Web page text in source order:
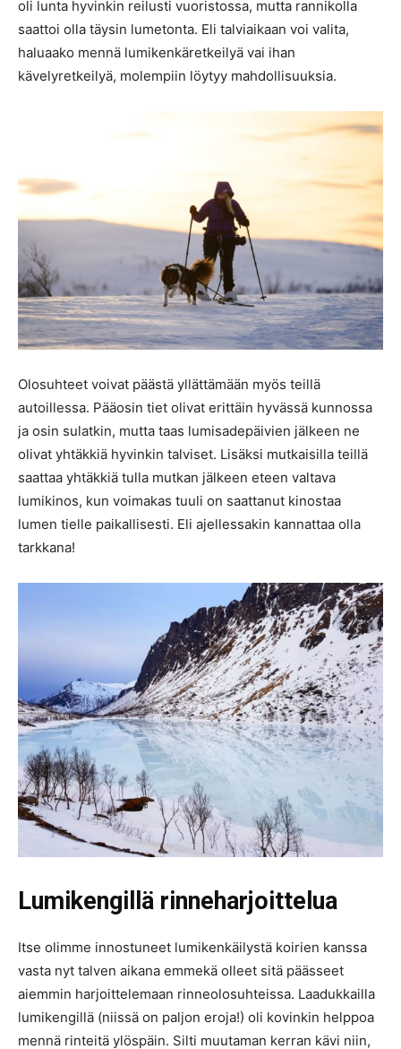
oli lunta hyvinkin reilusti vuoristossa, mutta rannikolla
saattoi olla täysin lumetonta. Eli talviaikaan voi valita,
haluaako mennä lumikenkäretkeilyä vai ihan
kävelyretkeilyä, molempiin löytyy mahdollisuuksia.
Olosuhteet voivat päästä yllättämään myös teillä
autoillessa. Pääosin tiet olivat erittäin hyvässä kunnossa
ja osin sulatkin, mutta taas lumisadepäivien jälkeen ne
olivat yhtäkkiä hyvinkin talviset. Lisäksi mutkaisilla teillä
saattaa yhtäkkiä tulla mutkan jälkeen eteen valtava
lumikinos, kun voimakas tuuli on saattanut kinostaa
lumen tielle paikallisesti. Eli ajellessakin kannattaa olla
tarkkana!
Lumikengillä rinneharjoittelua
Itse olimme innostuneet lumikenkäilystä koirien kanssa
vasta nyt talven aikana emmekä olleet sitä päässeet
aiemmin harjoittelemaan rinneolosuhteissa. Laadukkailla
lumikengillä (niissä on paljon eroja!) oli kovinkin helppoa
mennä rinteitä ylöspäin. Silti muutaman kerran kävi niin,